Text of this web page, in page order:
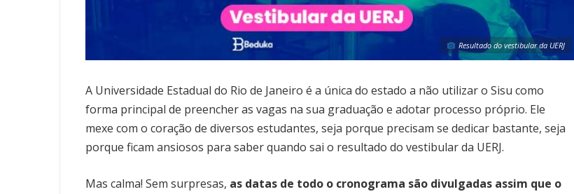
Resultado do vestibular da UERJ
A Universidade Estadual do Rio de Janeiro é a única do estado a não utilizar o Sisu como
forma principal de preencher as vagas na sua graduação e adotar processo próprio. Ele
mexe com o coração de diversos estudantes, seja porque precisam se dedicar bastante, seja
porque ficam ansiosos para saber quando sai o resultado do vestibular da UERJ.
Mas calma! Sem surpresas, as datas de todo o cronograma são divulgadas assim que o